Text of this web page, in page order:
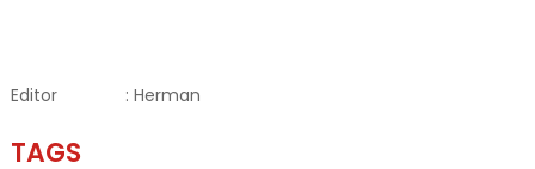
Editor : Herman
TAGS